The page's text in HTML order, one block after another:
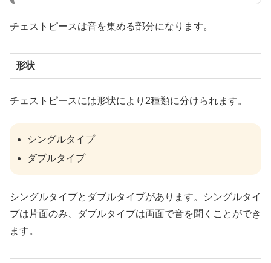
チェストピースは音を集める部分になります。
形状
チェストピースには形状により2種類に分けられます。
シングルタイプ
ダブルタイプ
シングルタイプとダブルタイプがあります。シングルタイ
プは片面のみ、ダブルタイプは両面で音を聞くことができ
ます。